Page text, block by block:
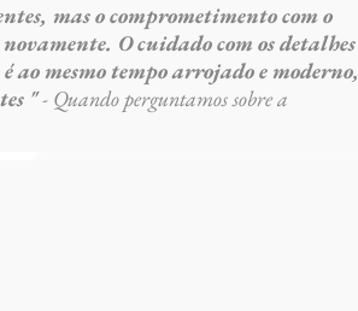
mas o comprometimento com o
O cuidado com os detalhes
ao mesmo tempo arrojado e moderno,
"- Quando perguntamos sobre a